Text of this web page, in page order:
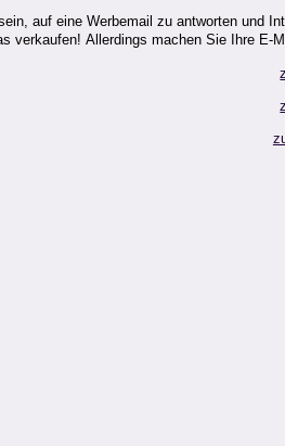
auf eine Werbemail zu antworten und
verkaufen! Allerdings machen Sie Ihre E-